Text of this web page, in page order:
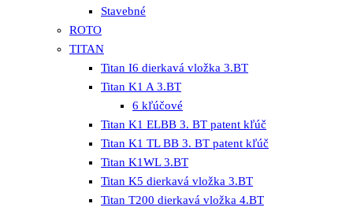
Stavebné
ROTO
TITAN
Titan I6 dierkavá vložka 3.BT
Titan K1 A 3.BT
6 kľúčové
Titan K1 ELBB 3. BT patent kľúč
Titan K1 TL BB 3. BT patent kľúč
Titan K1WL 3.BT
Titan K5 dierkavá vložka 3.BT
Titan T200 dierkavá vložka 4.BT